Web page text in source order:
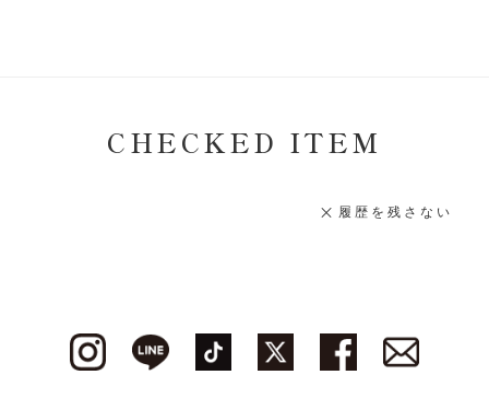
CHECKED ITEM
履歴を残さない